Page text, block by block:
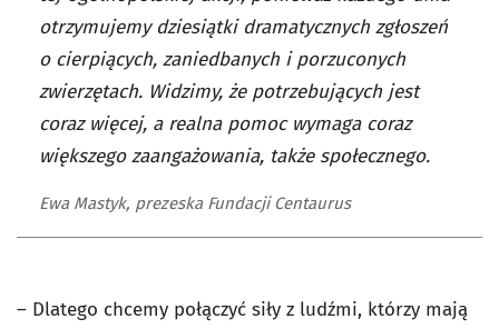
otrzymujemy dziesiątki dramatycznych zgłoszeń
o cierpiących, zaniedbanych i porzuconych
zwierzętach. Widzimy, że potrzebujących jest
coraz więcej, a realna pomoc wymaga coraz
większego zaangażowania, także społecznego.
Ewa Mastyk, prezeska Fundacji Centaurus
– Dlatego chcemy połączyć siły z ludźmi, którzy mają